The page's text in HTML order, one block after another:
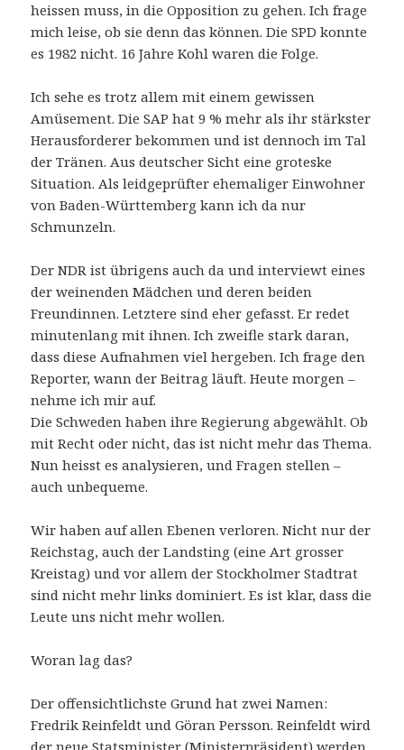
heissen muss, in die Opposition zu gehen. Ich frage
mich leise, ob sie denn das können. Die SPD konnte
es 1982 nicht. 16 Jahre Kohl waren die Folge.
Ich sehe es trotz allem mit einem gewissen
Amüsement. Die SAP hat 9 % mehr als ihr stärkster
Herausforderer bekommen und ist dennoch im Tal
der Tränen. Aus deutscher Sicht eine groteske
Situation. Als leidgeprüfter ehemaliger Einwohner
von Baden-Württemberg kann ich da nur
Schmunzeln.
Der NDR ist übrigens auch da und interviewt eines
der weinenden Mädchen und deren beiden
Freundinnen. Letztere sind eher gefasst. Er redet
minutenlang mit ihnen. Ich zweifle stark daran,
dass diese Aufnahmen viel hergeben. Ich frage den
Reporter, wann der Beitrag läuft. Heute morgen –
nehme ich mir auf.
Die Schweden haben ihre Regierung abgewählt. Ob
mit Recht oder nicht, das ist nicht mehr das Thema.
Nun heisst es analysieren, und Fragen stellen –
auch unbequeme.
Wir haben auf allen Ebenen verloren. Nicht nur der
Reichstag, auch der Landsting (eine Art grosser
Kreistag) und vor allem der Stockholmer Stadtrat
sind nicht mehr links dominiert. Es ist klar, dass die
Leute uns nicht mehr wollen.
Woran lag das?
Der offensichtlichste Grund hat zwei Namen:
Fredrik Reinfeldt und Göran Persson. Reinfeldt wird